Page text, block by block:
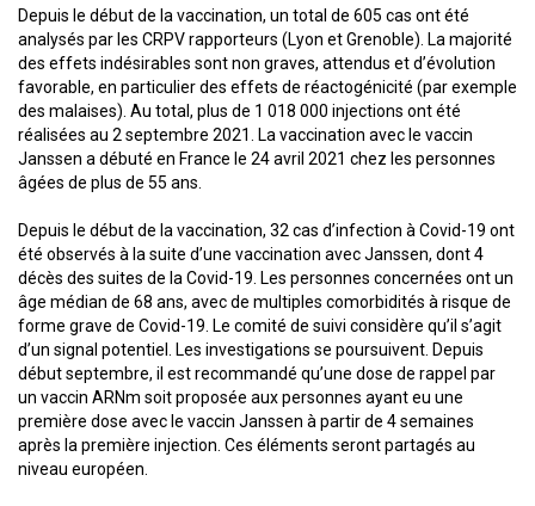
Depuis le début de la vaccination, un total de 605 cas ont été
analysés par les CRPV rapporteurs (Lyon et Grenoble). La majorité
des effets indésirables sont non graves, attendus et d’évolution
favorable, en particulier des effets de réactogénicité (par exemple
des malaises). Au total, plus de 1 018 000 injections ont été
réalisées au 2 septembre 2021. La vaccination avec le vaccin
Janssen a débuté en France le 24 avril 2021 chez les personnes
âgées de plus de 55 ans.
Depuis le début de la vaccination, 32 cas d’infection à Covid-19 ont
été observés à la suite d’une vaccination avec Janssen, dont 4
décès des suites de la Covid-19. Les personnes concernées ont un
âge médian de 68 ans, avec de multiples comorbidités à risque de
forme grave de Covid-19. Le comité de suivi considère qu’il s’agit
d’un signal potentiel. Les investigations se poursuivent. Depuis
début septembre, il est recommandé qu’une dose de rappel par
un vaccin ARNm soit proposée aux personnes ayant eu une
première dose avec le vaccin Janssen à partir de 4 semaines
après la première injection. Ces éléments seront partagés au
niveau européen.